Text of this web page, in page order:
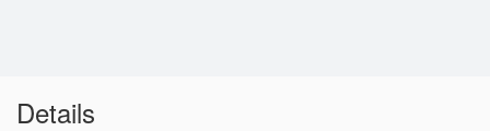
Details